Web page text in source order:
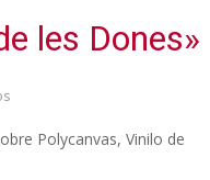
les Dones»
Polycanvas, Vinilo de